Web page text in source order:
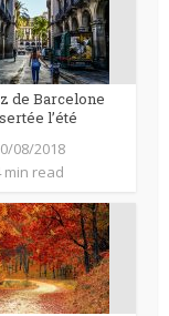
de Barcelone
l’été
08/2018
min read